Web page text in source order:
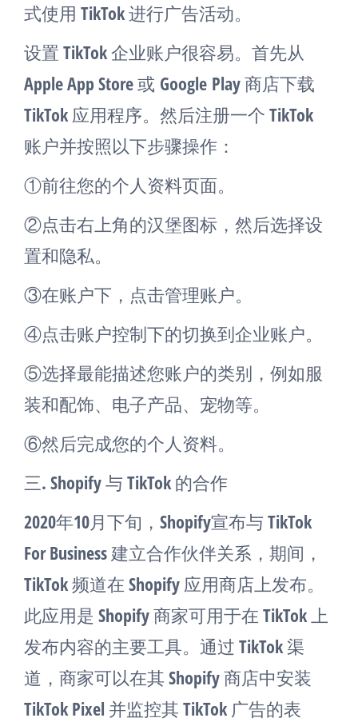
式使用 TikTok 进行广告活动。
设置 TikTok 企业账户很容易。首先从
Apple App Store 或 Google Play商店下载
TikTok 应用程序。然后注册一个 TikTok
账户并按照以下步骤操作：
①前往您的个人资料页面。
②点击右上角的汉堡图标，然后选择设
置和隐私。
③在账户下，点击管理账户。
④点击账户控制下的切换到企业账户。
⑤选择最能描述您账户的类别，例如服
装和配饰、电子产品、宠物等。
⑥然后完成您的个人资料。
三. Shopify 与 TikTok 的合作
2020年10月下旬，Shopify宣布与 TikTok
For Business 建立合作伙伴关系，期间，
TikTok 频道在 Shopify 应用商店上发布。
此应用是 Shopify 商家可用于在 TikTok 上
发布内容的主要工具。通过 TikTok 渠
道，商家可以在其 Shopify 商店中安装
TikTok Pixel 并监控其 TikTok 广告的表